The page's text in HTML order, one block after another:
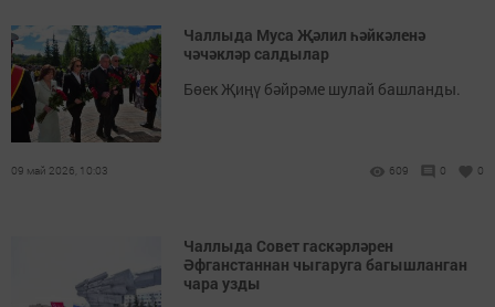
Чаллыда Муса Җәлил һәйкәленә
чәчәкләр салдылар
Бөек Җиңү бәйрәме шулай башланды.
09 май 2026, 10:03 609 0 0
Чаллыда Совет гаскәрләрен
Әфганстаннан чыгаруга багышланган
чара узды